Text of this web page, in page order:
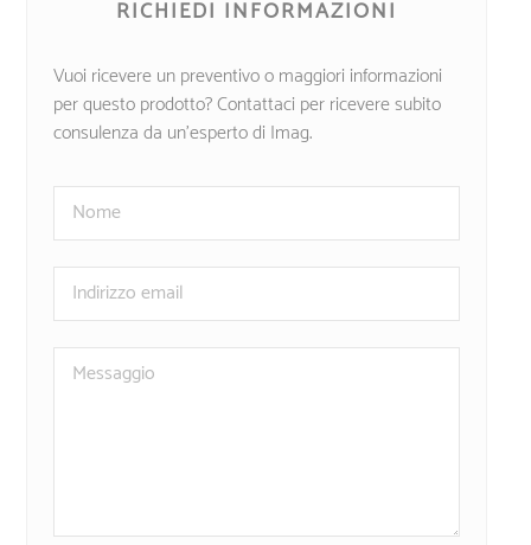
RICHIEDI INFORMAZIONI
Vuoi ricevere un preventivo o maggiori informazioni
per questo prodotto? Contattaci per ricevere subito
consulenza da un’esperto di Imag.